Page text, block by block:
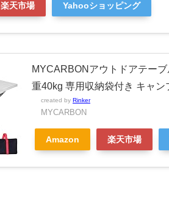
楽天市場 Yahooショッピング
MYCARBONアウトドアテー
重40kg 専用収納袋付き キャ
created by Rinker
MYCARBON
Amazon 楽天市場